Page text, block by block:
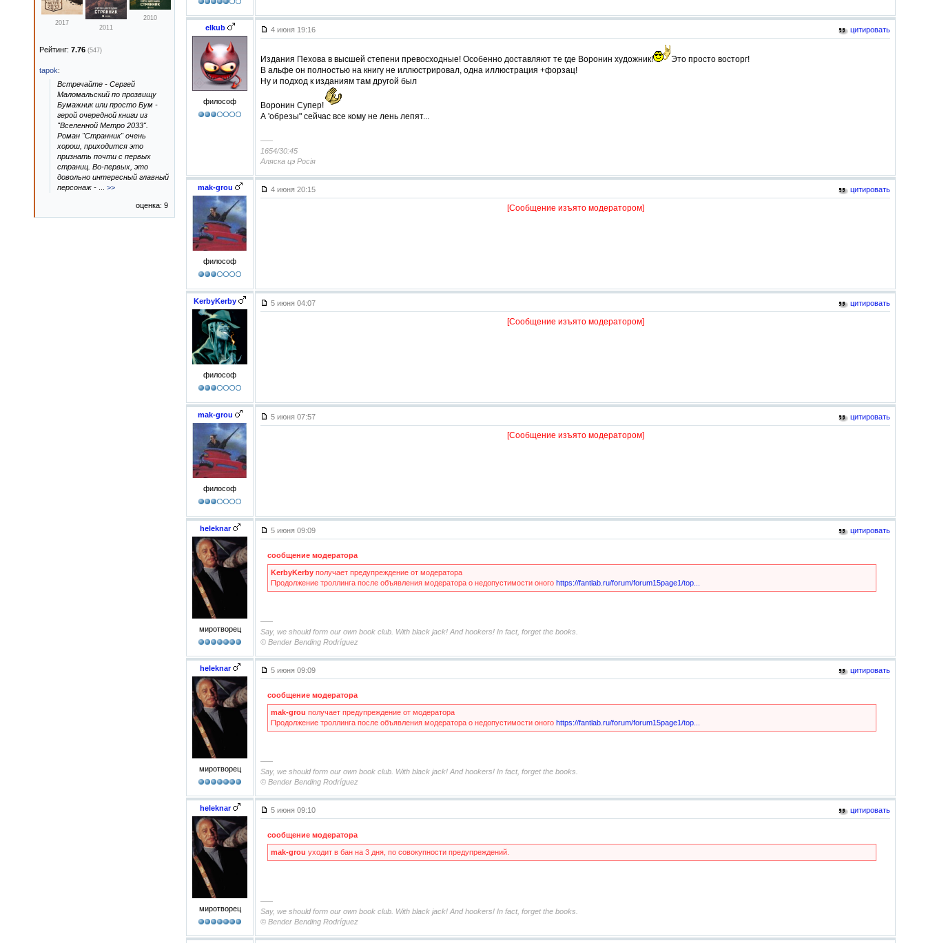
elkub
философ
4 июня 19:16 цитировать
Издания Пехова в высшей степени превосходные! Особенно доставляют те где Воронин художник!
Это просто восторг!
В альфе он полностью на книгу не иллюстрировал, одна иллюстрация +форзац!
Ну и подход к изданиям там другой был
Воронин Супер!
А 'обрезы" сейчас все кому не лень лепят...
–––
1654/30:45
Аляска цэ Росiя
mak-grou
философ
4 июня 20:15 цитировать
[Сообщение изъято модератором]
KerbyKerby
философ
5 июня 04:07 цитировать
[Сообщение изъято модератором]
mak-grou
философ
5 июня 07:57 цитировать
[Сообщение изъято модератором]
heleknar
миротворец
5 июня 09:09 цитировать
сообщение модератора
KerbyKerby получает предупреждение от модератора
Продолжение троллинга после объявления модератора о недопустимости оного https://fantlab.ru/forum/forum15page1/top...
–––
Say, we should form our own book club. With black jack! And hookers! In fact, forget the books.
© Bender Bending Rodríguez
heleknar
миротворец
5 июня 09:09 цитировать
сообщение модератора
mak-grou получает предупреждение от модератора
Продолжение троллинга после объявления модератора о недопустимости оного https://fantlab.ru/forum/forum15page1/top...
–––
Say, we should form our own book club. With black jack! And hookers! In fact, forget the books.
© Bender Bending Rodríguez
heleknar
миротворец
5 июня 09:10 цитировать
сообщение модератора
mak-grou уходит в бан на 3 дня, по совокупности предупреждений.
–––
Say, we should form our own book club. With black jack! And hookers! In fact, forget the books.
© Bender Bending Rodríguez
2017
2011
2010
Рейтинг: 7.76 (547)
tapok:
Встречайте - Сергей
Маломальский по прозвищу
Бумажник или просто Бум -
герой очередной книги из
"Вселенной Метро 2033".
Роман "Странник" очень
хорош, приходится это
признать почти с первых
страниц. Во-первых, это
довольно интересный главный
персонаж -
>>
оценка: 9